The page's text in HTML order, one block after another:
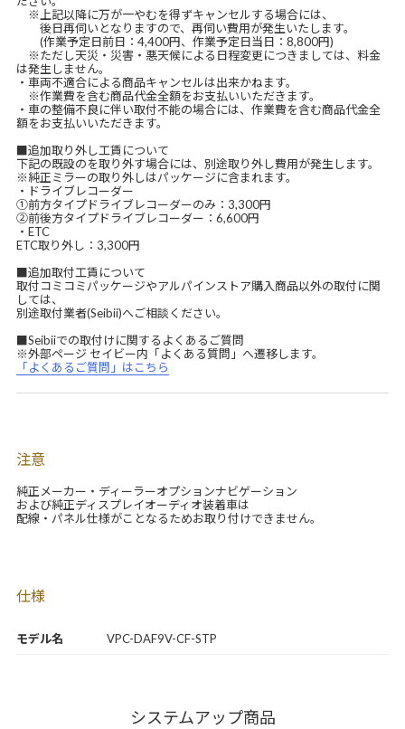
モデル名 VPC-DAF9V-CF-STP
※上記以降に万が一やむを得ずキャンセルする場合には、
後日再伺いとなりますので、再伺い費用が発生いたします。
(作業予定日前日：4,400円、作業予定日当日：8,800円)
※ただし天災・災害・悪天候による日程変更につきましては、料金
は発生しません。
・車両不適合による商品キャンセルは出来かねます。
※作業費を含む商品代金全額をお支払いいただきます。
・車の整備不良に伴い取付不能の場合には、作業費を含む商品代金全
額をお支払いいただきます。
■追加取り外し工賃について
下記の既設のを取り外す場合には、別途取り外し費用が発生します。
※純正ミラーの取り外しはパッケージに含まれます。
・ドライブレコーダー
①前方タイプドライブレコーダーのみ：3,300円
②前後方タイプドライブレコーダー：6,600円
・ETC
ETC取り外し：3,300円
■追加取付工賃について
取付コミコミパッケージやアルパインストア購入商品以外の取付に関
しては、
別途取付業者(Seibii)へご相談ください。
■Seibiiでの取付けに関するよくあるご質問
※外部ページ セイビー内「よくある質問」へ遷移します。
「よくあるご質問」はこちら
注意
純正メーカー・ディーラーオプションナビゲーション
および純正ディスプレイオーディオ装着車は
配線・パネル仕様がことなるためお取り付けできません。
仕様
システムアップ商品